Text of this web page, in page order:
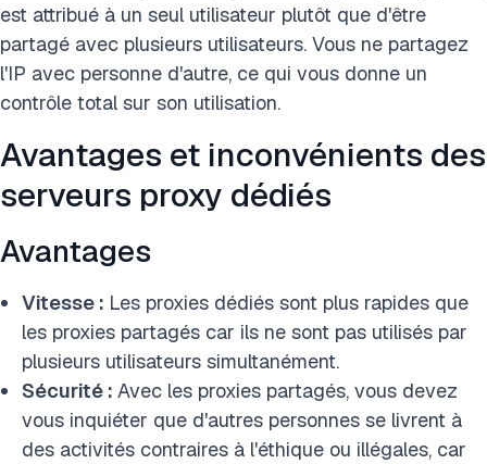
est attribué à un seul utilisateur plutôt que d'être
partagé avec plusieurs utilisateurs. Vous ne partagez
l'IP avec personne d'autre, ce qui vous donne un
contrôle total sur son utilisation.
Avantages et inconvénients des
serveurs proxy dédiés
Avantages
Vitesse : Les proxies dédiés sont plus rapides que
les proxies partagés car ils ne sont pas utilisés par
plusieurs utilisateurs simultanément.
Sécurité : Avec les proxies partagés, vous devez
vous inquiéter que d'autres personnes se livrent à
des activités contraires à l'éthique ou illégales, car